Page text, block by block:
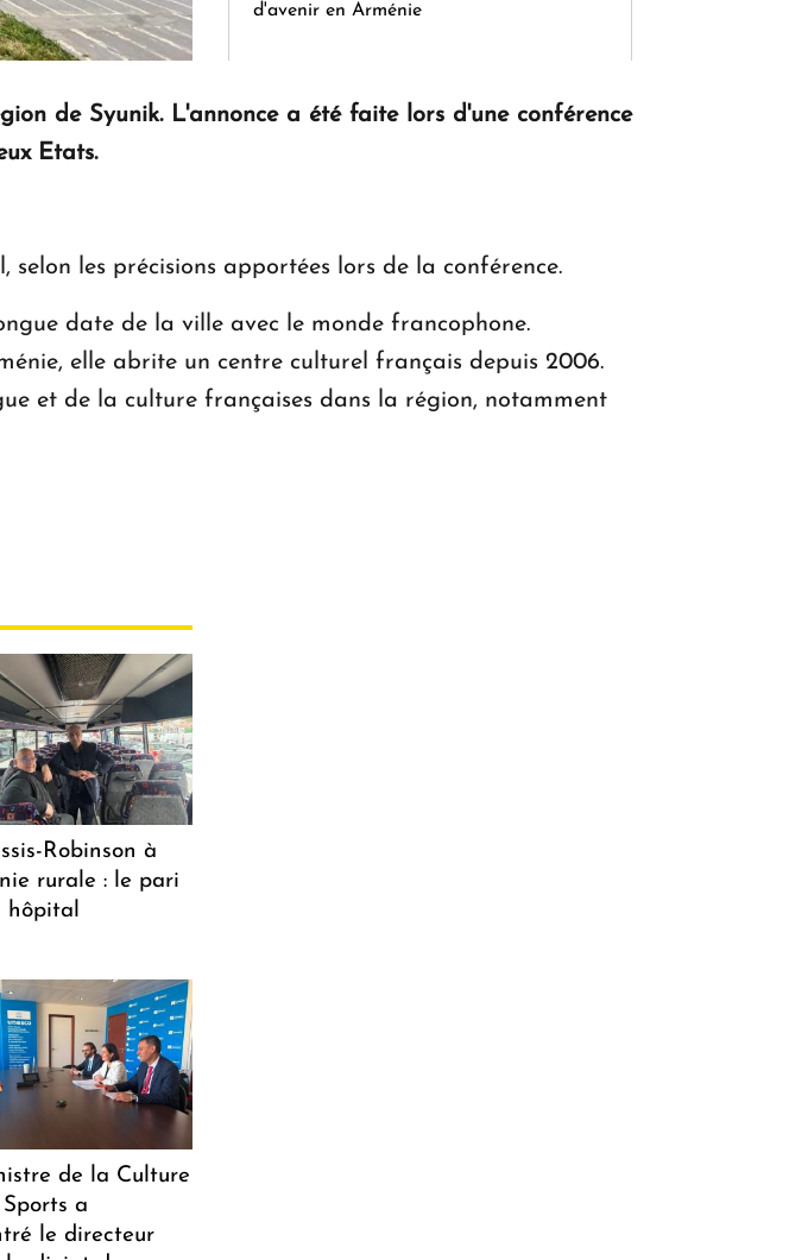
d'avenir en Arménie
Le premier hôtel Hyatt Regency
de Syunik. L'annonce a été faite lors d'une conférence
Etats.
les précisions apportées lors de la conférence.
date de la ville avec le monde francophone.
elle abrite un centre culturel français depuis 2006.
et de la culture françaises dans la région, notamment
Robinson à
rurale : le pari
hôpital
de la Culture
a
le directeur